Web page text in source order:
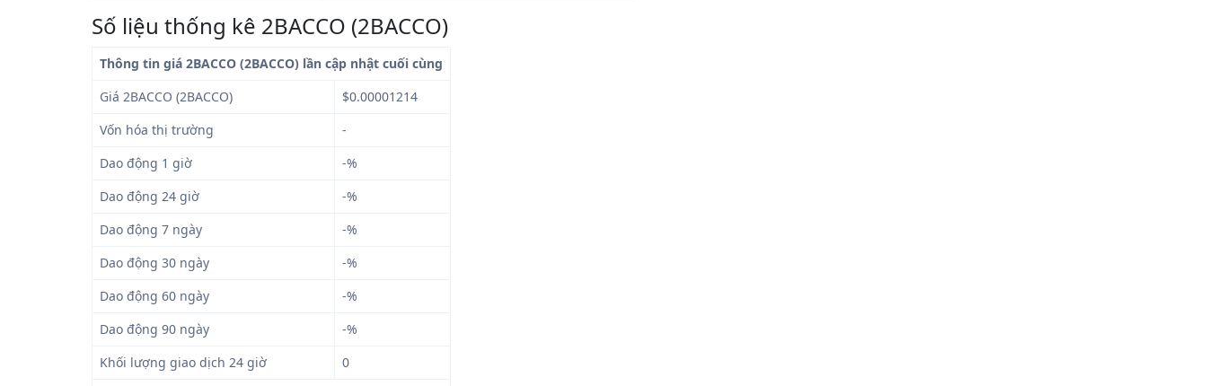
Số liệu thống kê 2BACCO (2BACCO)
Thông tin giá 2BACCO (2BACCO) lần cập nhật cuối cùng
Giá 2BACCO (2BACCO)
$0.00001214
Vốn hóa thị trường
-
Dao động 1 giờ
-%
Dao động 24 giờ
-%
Dao động 7 ngày
-%
Dao động 30 ngày
-%
Dao động 60 ngày
-%
Dao động 90 ngày
-%
Khối lượng giao dịch 24 giờ
0